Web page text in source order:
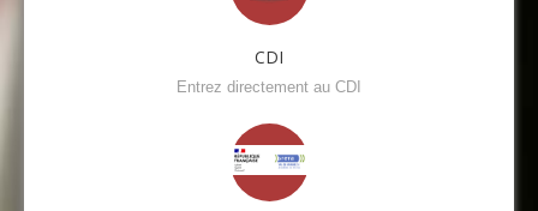
CDI
Entrez directement au CDI